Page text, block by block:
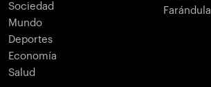
Sociedad
Mundo
Deportes
Economía
Salud
Farándula